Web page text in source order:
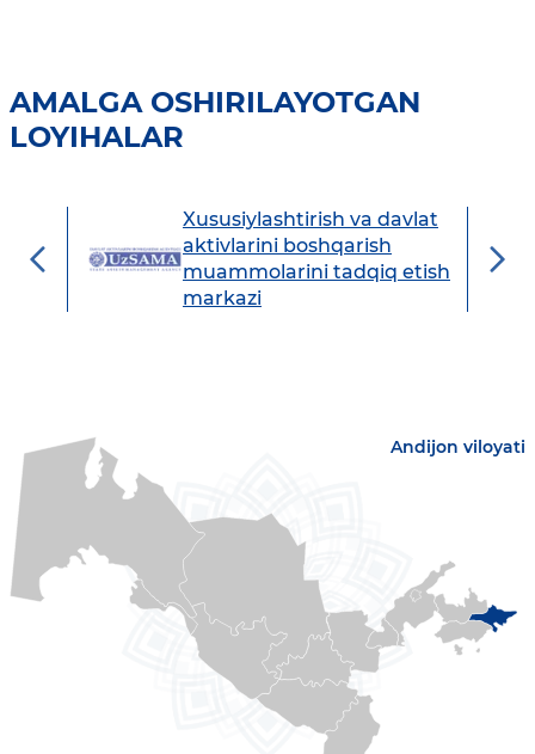
AMALGA OSHIRILAYOTGAN
LOYIHALAR
Xususiylashtirish va davlat
aktivlarini boshqarish
muammolarini tadqiq etish
markazi
Andijon viloyati